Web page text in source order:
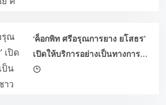
‘ค็อกพิท ศรีอรุณการยาง ยโสธร’
เปิดให้บริการอย่างเป็นทางการ
เอาใจชาวยโสธรและพื้นที่ใกล้